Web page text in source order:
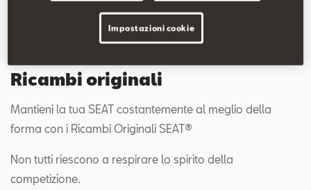
Ricambi originali
Mantieni la tua SEAT costantemente al meglio della
forma con i Ricambi Originali SEAT®
Non tutti riescono a respirare lo spirito della
competizione.
Impostazioni cookie